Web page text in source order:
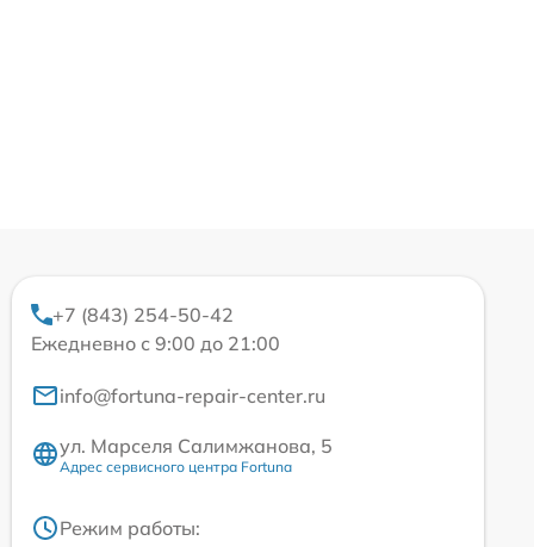
+7 (843) 254-50-42
Ежедневно с 9:00 до 21:00
info@fortuna-repair-center.ru
ул. Марселя Салимжанова, 5
Адрес сервисного центра Fortuna
Режим работы: